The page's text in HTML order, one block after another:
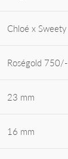
Chloé x Sweety
Roségold 750/-
23 mm
16 mm